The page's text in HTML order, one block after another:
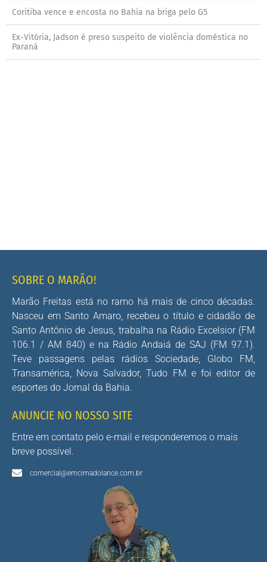
Coritiba vence e encosta no Bahia na briga pelo G5
Ex-Vitória, Jadson é preso suspeito de violência doméstica no
Paraná
SOBRE O MARÃO!
Marão Freitas está no ramo há mais de cinco décadas.
Nasceu em Santo Amaro, recebeu o título e cidadão de
Santo Antônio de Jesus, trabalha na Rádio Excelsior (FM
106.1 / AM 840) e na Rádio Andaiá de SAJ (FM 97.1).
Teve passagens pelas rádios Sociedade, Globo FM,
Transamérica, Nova Salvador, Tudo FM e foi editor de
esportes do Jornal da Bahia.
ANUNCIE NO NOSSO SITE
Entre em contato pelo e-mail e responderemos o mais
breve possível.
comercial@emcimadolance.com.br